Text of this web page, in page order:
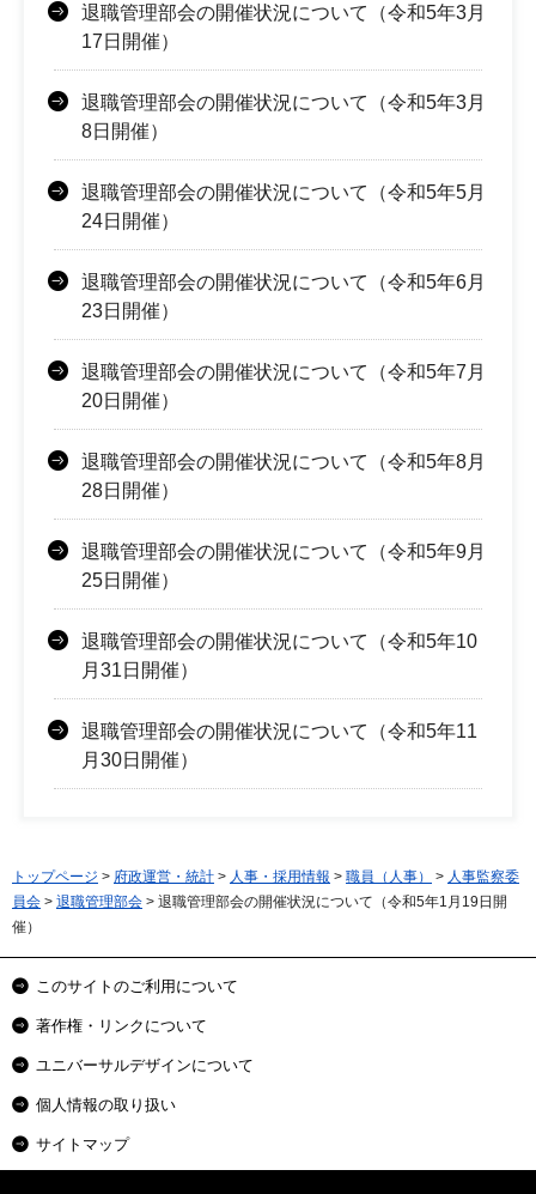
退職管理部会の開催状況について（令和5年3月
17日開催）
退職管理部会の開催状況について（令和5年3月
8日開催）
退職管理部会の開催状況について（令和5年5月
24日開催）
退職管理部会の開催状況について（令和5年6月
23日開催）
退職管理部会の開催状況について（令和5年7月
20日開催）
退職管理部会の開催状況について（令和5年8月
28日開催）
退職管理部会の開催状況について（令和5年9月
25日開催）
退職管理部会の開催状況について（令和5年10
月31日開催）
退職管理部会の開催状況について（令和5年11
月30日開催）
トップページ > 府政運営・統計 > 人事・採用情報 > 職員（人事） > 人事監察委
員会 > 退職管理部会 > 退職管理部会の開催状況について（令和5年1月19日開
催）
このサイトのご利用について
著作権・リンクについて
ユニバーサルデザインについて
個人情報の取り扱い
サイトマップ